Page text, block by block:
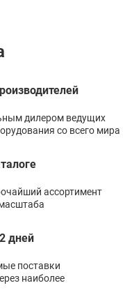
дилером ведущих
со всего мира
ассортимент
дней
поставки
наиболее